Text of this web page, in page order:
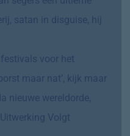
satan in disguise, hij
voor het
maar nat’, kijk maar
nieuwe wereldorde,
Volgt